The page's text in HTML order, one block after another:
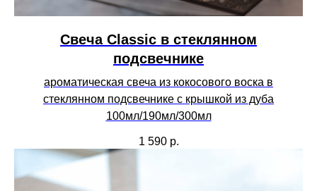
Свеча Сlassic в стеклянном
подсвечнике
ароматическая свеча из кокосового воска в
стеклянном подсвечнике с крышкой из дуба
100мл/190мл/300мл
1 590 р.